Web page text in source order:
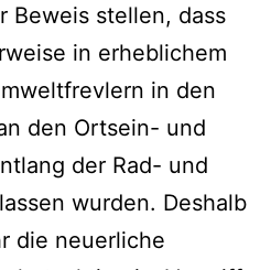
Beweis stellen, dass
in erheblichem
in den
den Ortsein- und
der Rad- und
wurden. Deshalb
die neuerliche